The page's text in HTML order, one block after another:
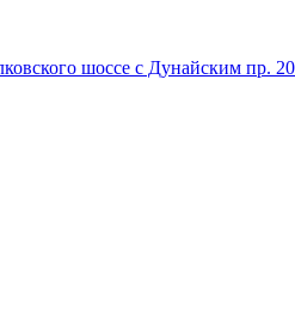
шоссе с Дунайским пр.